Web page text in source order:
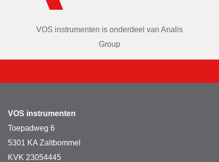
VOS instrumenten is onderdeel van Analis
Group
VOS instrumenten
Toepadweg 6
5301 KA Zaltbommel
KVK 23054445